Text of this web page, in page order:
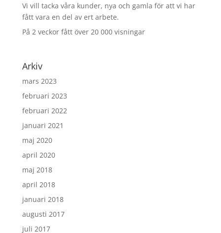
Vi vill tacka våra kunder, nya och gamla för att vi har
fått vara en del av ert arbete.
På 2 veckor fått över 20 000 visningar
Arkiv
mars 2023
februari 2023
februari 2022
januari 2021
maj 2020
april 2020
maj 2018
april 2018
januari 2018
augusti 2017
juli 2017